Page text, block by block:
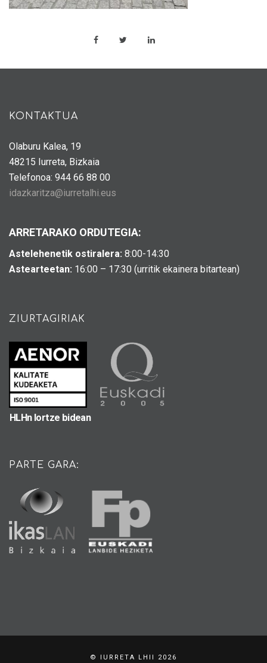
KONTAKTUA
Olaburu Kalea, 19
48215 Iurreta, Bizkaia
Telefonoa: 944 66 88 00
idazkaritza@iurretalhi.eus
ARRETARAKO ORDUTEGIA:
Astelehenetik ostiralera: 8:00-14:30
Astearteetan: 16:00 – 17:30 (urritik ekainera bitartean)
ZIURTAGIRIAK
HLHn lortze bidean
PARTE GARA:
© IURRETA LHII 2026